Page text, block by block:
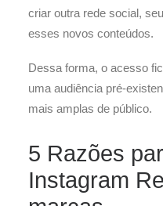
criar outra rede social,
esses novos conteúdos.
Dessa forma, o acesso
uma audiência pré-
mais amplas de público.
5 Razões
Instagram